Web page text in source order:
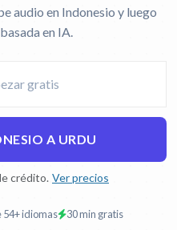
audio en Indonesio y luego
en IA.
A URDU
crédito. Ver precios
54+ idiomas 30 min gratis